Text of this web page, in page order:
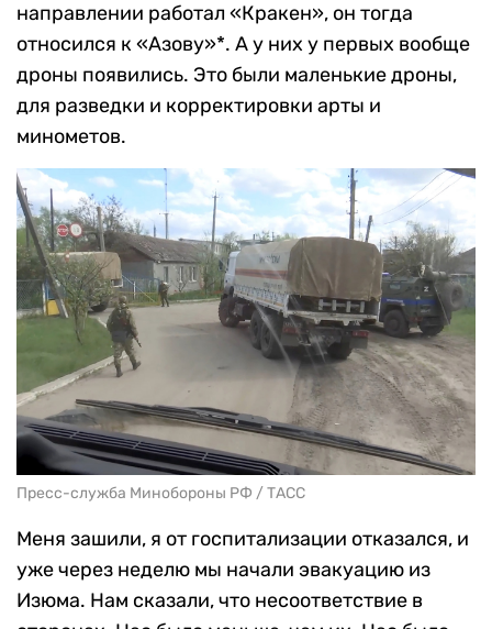
направлении работал «Кракен», он тогда
относился к «Азову»*. А у них у первых вообще
дроны появились. Это были маленькие дроны,
для разведки и корректировки арты и
минометов.
Пресс-служба Минобороны РФ / ТАСС
Меня зашили, я от госпитализации отказался, и
уже через неделю мы начали эвакуацию из
Изюма. Нам сказали, что несоответствие в